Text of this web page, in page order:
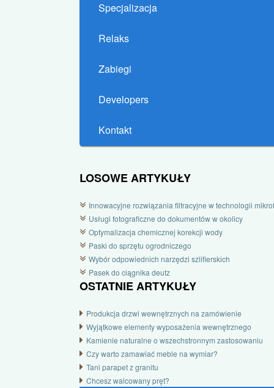
Specjalizacja
Relaks
Zabiegi
Developers
Kontakt
LOSOWE ARTYKUŁY
Innowacyjne rozwiązania filtracyjne w technologii
Usługi fotograficzne do dokumentów w okolicy
Optymalizacja chemicznej korekcji wody
Paski do sprzętu ogrodniczego
Wybór odpowiednich narzędzi szlifierskich
Pasek do ciągnika deutz
OSTATNIE ARTYKUŁY
Produkcja drzwi wewnętrznych na zamówienie
Wyjątkowe elementy wyposażenia wewnętrznego
Kamienie naturalne o wszechstronnym zastosowaniu
Czy warto zamawiać meble na wymiar?
Tani parapet z granitu
Chcesz walcowany pręt?